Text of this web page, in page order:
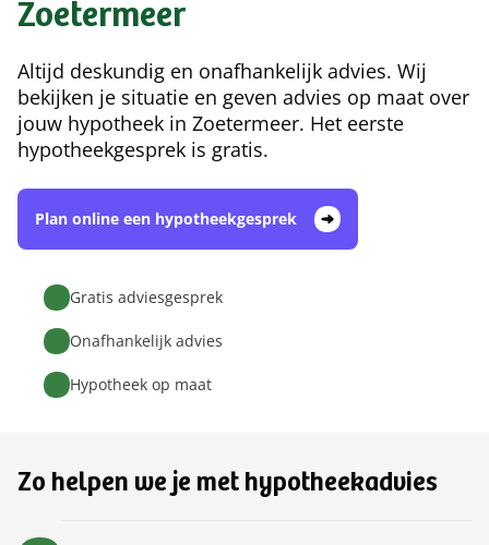
Zoetermeer
Altijd deskundig en onafhankelijk advies. Wij
bekijken je situatie en geven advies op maat over
jouw hypotheek in Zoetermeer. Het eerste
hypotheekgesprek is gratis.
Plan online een hypotheekgesprek
Gratis adviesgesprek
Onafhankelijk advies
Hypotheek op maat
Zo helpen we je met hypotheekadvies